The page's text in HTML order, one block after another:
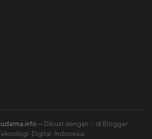
— Dibuat dengan ♡ di Blogger
· Digital · Indonesia